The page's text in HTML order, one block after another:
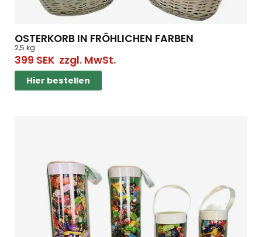
OSTERKORB IN FRÖHLICHEN FARBEN
2,5 kg
399 SEKzzgl. MwSt.
Hier bestellen